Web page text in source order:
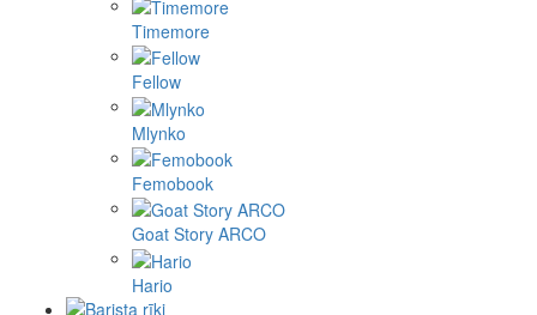
Timemore
Fellow
Mlynko
Femobook
Goat Story ARCO
Hario